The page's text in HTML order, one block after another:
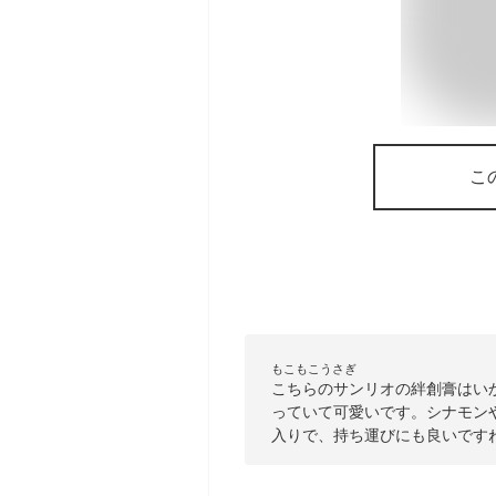
こ
もこもこうさぎ
こちらのサンリオの絆創膏は
っていて可愛いです。シナモ
入りで、持ち運びにも良いです